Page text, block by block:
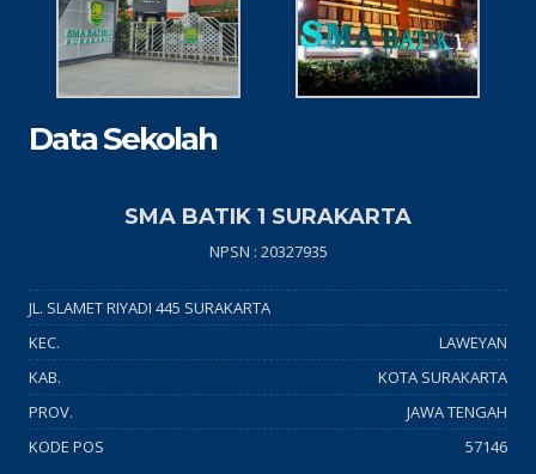
Data Sekolah
SMA BATIK 1 SURAKARTA
NPSN : 20327935
JL. SLAMET RIYADI 445 SURAKARTA
KEC.
LAWEYAN
KAB.
KOTA SURAKARTA
PROV.
JAWA TENGAH
KODE POS
57146